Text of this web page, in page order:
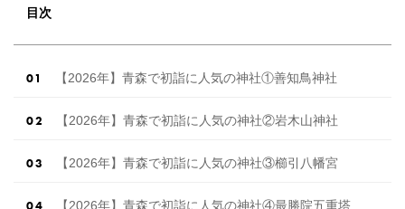
目次
【2026年】青森で初詣に人気の神社①善知鳥神社
【2026年】青森で初詣に人気の神社②岩木山神社
【2026年】青森で初詣に人気の神社③櫛引八幡宮
【2026年】青森で初詣に人気の神社④最勝院五重塔